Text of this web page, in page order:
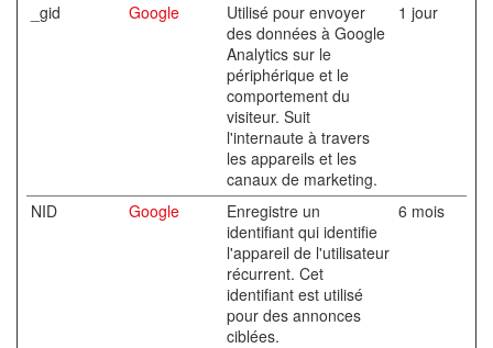
_gid Google
Utilisé pour envoyer
des données à Google
Analytics sur le
périphérique et le
comportement du
visiteur. Suit
l'internaute à travers
les appareils et les
canaux de marketing.
1 jour
NID Google
Enregistre un
identifiant qui identifie
l'appareil de l'utilisateur
récurrent. Cet
identifiant est utilisé
pour des annonces
ciblées.
6 mois